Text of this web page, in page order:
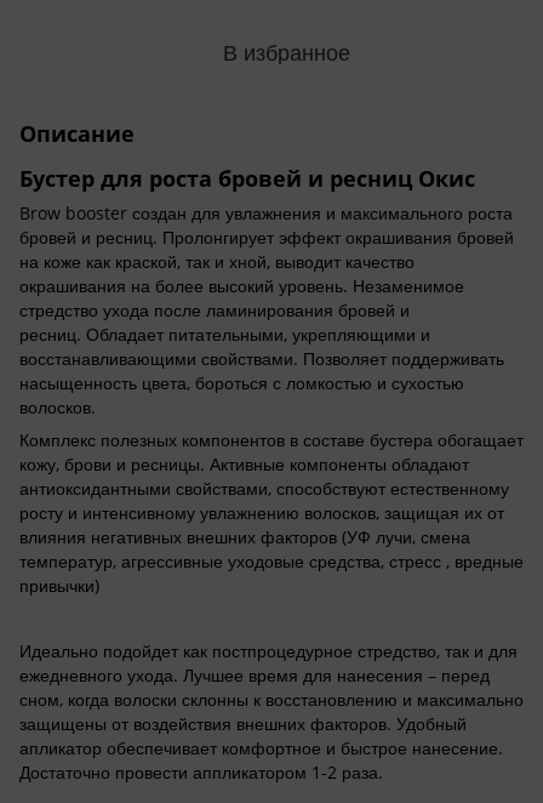
В избранное
Описание
Бустер для роста бровей и ресниц Окис
Brow booster создан для увлажнения и максимального роста
бровей и ресниц. Пролонгирует эффект окрашивания бровей
на коже как краской, так и хной, выводит качество
окрашивания на более высокий уровень. Незаменимое
стредство ухода после ламинирования бровей и
ресниц. Обладает питательными, укрепляющими и
восстанавливающими свойствами. Позволяет поддерживать
насыщенность цвета, бороться с ломкостью и сухостью
волосков.
Комплекс полезных компонентов в составе бустера обогащает
кожу, брови и ресницы. Активные компоненты обладают
антиоксидантными свойствами, способствуют естественному
росту и интенсивному увлажнению волосков, защищая их от
влияния негативных внешних факторов (УФ лучи, смена
температур, агрессивные уходовые средства, стресс , вредные
привычки)
Идеально подойдет как постпроцедурное стредство, так и для
ежедневного ухода. Лучшее время для нанесения – перед
сном, когда волоски склонны к восстановлению и максимально
защищены от воздействия внешних факторов. Удобный
апликатор обеспечивает комфортное и быстрое нанесение.
Достаточно провести аппликатором 1-2 раза.